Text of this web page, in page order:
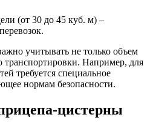
(от 30 до 45 куб. м) –
учитывать не только объем
транспортировки. Например, для
требуется специальное
нормам безопасности.
цистерны